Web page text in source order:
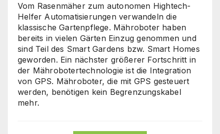
Vom Rasenmäher zum autonomen Hightech-
Helfer Automatisierungen verwandeln die
klassische Gartenpflege. Mähroboter haben
bereits in vielen Gärten Einzug genommen und
sind Teil des Smart Gardens bzw. Smart Homes
geworden. Ein nächster größerer Fortschritt in
der Mährobotertechnologie ist die Integration
von GPS. Mähroboter, die mit GPS gesteuert
werden, benötigen kein Begrenzungskabel
mehr.